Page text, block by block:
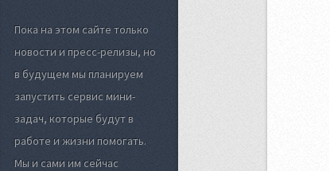
Пока на этом сайте только
новости и пресс-релизы, но
в будущем мы планируем
запустить сервис мини-
задач, которые будут в
работе и жизни помогать.
Мы и сами им сейчас